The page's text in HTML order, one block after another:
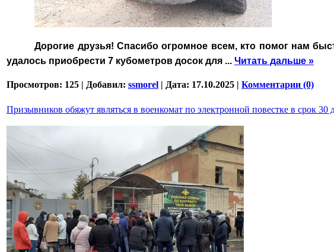
Дорогие друзья!Спасибо огромное всем, кто помог нам
удалось приобрести 7 кубометров досок для ... Читать дальше »
Просмотров: 125 | Добавил: ssmorel | Дата: 17.10.2025 | Комментарии (0)
Призывников обяжут являться в военкомат по электронной повестке в срок 30